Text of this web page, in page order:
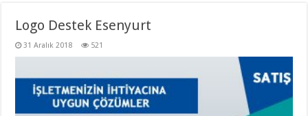
Logo Destek Esenyurt
31 Aralık 2018 521